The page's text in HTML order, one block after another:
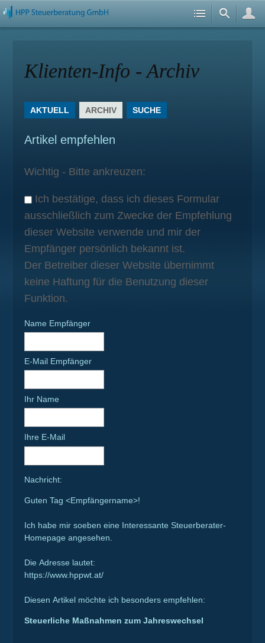
Klienten-Info - Archiv
AKTUELL ARCHIV SUCHE
Artikel empfehlen
Wichtig - Bitte ankreuzen:
Ich bestätige, dass ich dieses Formular
ausschließlich zum Zwecke der Empfehlung
dieser Website verwende und mir der
Empfänger persönlich bekannt ist.
Der Betreiber dieser Website übernimmt
keine Haftung für die Benutzung dieser
Funktion.
Name Empfänger
E-Mail Empfänger
Ihr Name
Ihre E-Mail
Nachricht:
Guten Tag <Empfängername>!
Ich habe mir soeben eine Interessante Steuerberater-
Homepage angesehen.
Die Adresse lautet:
https://www.hppwt.at/
Diesen Artikel möchte ich besonders empfehlen:
Steuerliche Maßnahmen zum Jahreswechsel